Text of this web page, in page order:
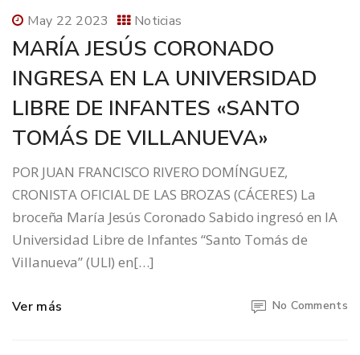
May 22 2023 Noticias
MARÍA JESÚS CORONADO
INGRESA EN LA UNIVERSIDAD
LIBRE DE INFANTES «SANTO
TOMÁS DE VILLANUEVA»
POR JUAN FRANCISCO RIVERO DOMÍNGUEZ,
CRONISTA OFICIAL DE LAS BROZAS (CÁCERES) La
broceña María Jesús Coronado Sabido ingresó en lA
Universidad Libre de Infantes “Santo Tomás de
Villanueva” (ULI) en[…]
Ver más No Comments